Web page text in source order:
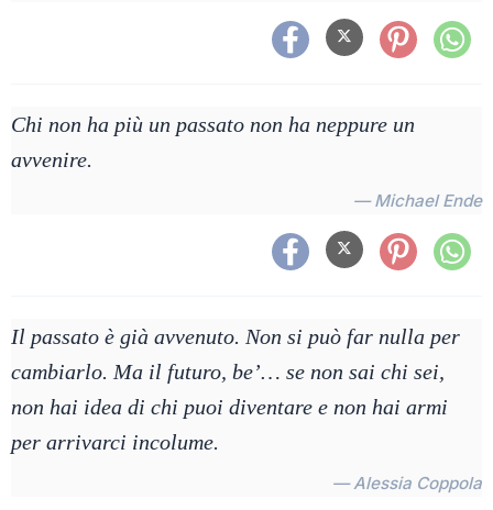
Chi non ha più un passato non ha neppure un
avvenire.
— Michael Ende
Il passato è già avvenuto. Non si può far nulla per
cambiarlo. Ma il futuro, be’… se non sai chi sei,
non hai idea di chi puoi diventare e non hai armi
per arrivarci incolume.
— Alessia Coppola